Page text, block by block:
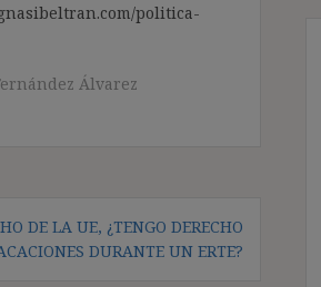
politica-
Álvarez
DE LA UE, ¿TENGO DERECHO
DURANTE UN ERTE?